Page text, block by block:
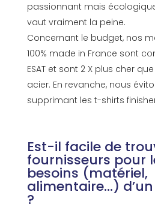
passionnant mais
vaut vraiment la peine.
Concernant le budget, nos
100% made in France sont
ESAT et sont 2 X plus cher
acier. En revanche, nous
supprimant les t-shirts
Est-il facile de
fournisseurs pour
besoins (matériel,
alimentaire…)
?